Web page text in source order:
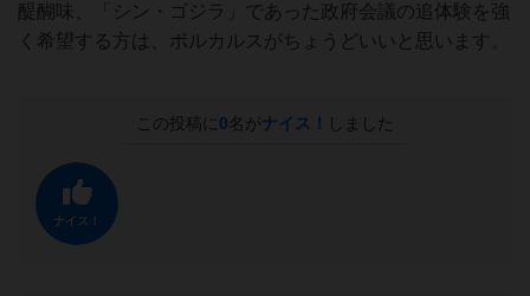
醍醐味、「シン・ゴジラ」であった政府会議の追体験を強
く希望する方は、ボルカルスがちょうどいいと思います。
この投稿に 0名がナイス！ しました
ナイス！